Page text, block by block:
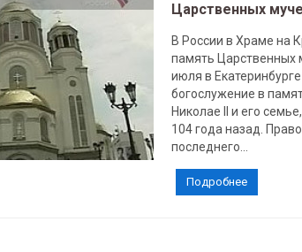
Царственных
В России в Храме на
память Царственных
июля в
богослужение в
Николае II и его
104 года назад.
последнего...
Подробнее